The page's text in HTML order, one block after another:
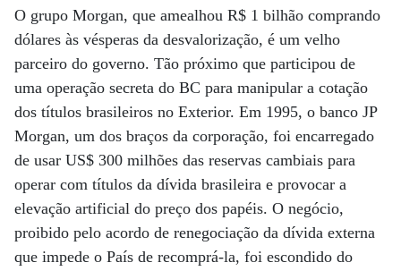
O grupo Morgan, que amealhou R$ 1 bilhão comprando
dólares às vésperas da desvalorização, é um velho
parceiro do governo. Tão próximo que participou de
uma operação secreta do BC para manipular a cotação
dos títulos brasileiros no Exterior. Em 1995, o banco JP
Morgan, um dos braços da corporação, foi encarregado
de usar US$ 300 milhões das reservas cambiais para
operar com títulos da dívida brasileira e provocar a
elevação artificial do preço dos papéis. O negócio,
proibido pelo acordo de renegociação da dívida externa
que impede o País de recomprá-la, foi escondido do